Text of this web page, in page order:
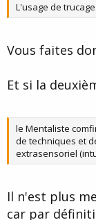
L'usage de
Vous faites
Et si la
le Mentaliste
de techniques et
extrasensoriel
Il n'est plus
car par